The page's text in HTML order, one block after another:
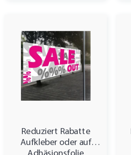
Reduziert Rabatte
Aufkleber oder auf